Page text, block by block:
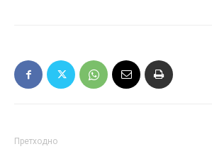
Претходно